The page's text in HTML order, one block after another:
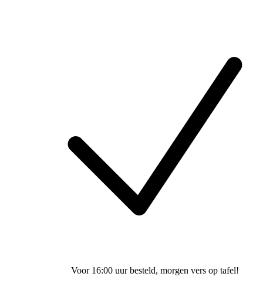
Voor 16:00 uur besteld, morgen vers op tafel!